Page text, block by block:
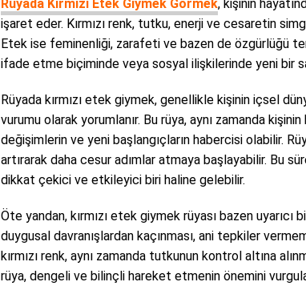
Rüyada Kırmızı Etek Giymek Görmek, kişinin
işaret eder. Kırmızı renk, tutku, enerji ve cesaretin
Etek ise feminenliği, zarafeti ve bazen de özgürlüğü
ifade etme biçiminde veya sosyal ilişkilerinde yeni bir
Rüyada kırmızı etek giymek, genellikle kişinin içsel
vurumu olarak yorumlanır. Bu rüya, aynı zamanda
değişimlerin ve yeni başlangıçların habercisi olabilir.
artırarak daha cesur adımlar atmaya başlayabilir. Bu
dikkat çekici ve etkileyici biri haline gelebilir.
Öte yandan, kırmızı etek giymek rüyası bazen uyarıcı
duygusal davranışlardan kaçınması, ani tepkiler
kırmızı renk, aynı zamanda tutkunun kontrol altına
rüya, dengeli ve bilinçli hareket etmenin önemini